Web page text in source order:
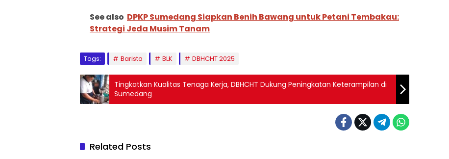
See also DPKP Sumedang Siapkan Benih Bawang untuk Petani Tembakau:
Strategi Jeda Musim Tanam
Tags: Barista BLK DBHCHT 2025
Tingkatkan Kualitas Tenaga Kerja, DBHCHT Dukung Peningkatan Keterampilan di
Sumedang
Related Posts